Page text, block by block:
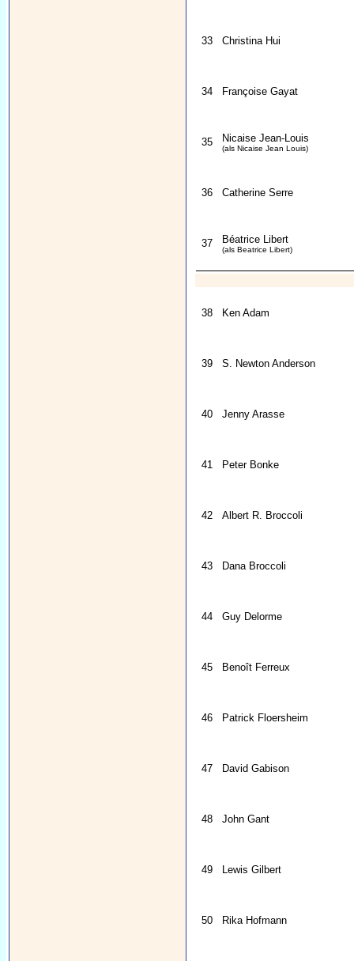
33 Christina Hui
34 Françoise Gayat
35 Nicaise Jean-Louis
(als Nicaise Jean Louis)
36 Catherine Serre
37 Béatrice Libert
(als Beatrice Libert)
38 Ken Adam
39 S. Newton Anderson
40 Jenny Arasse
41 Peter Bonke
42 Albert R. Broccoli
43 Dana Broccoli
44 Guy Delorme
45 Benoît Ferreux
46 Patrick Floersheim
47 David Gabison
48 John Gant
49 Lewis Gilbert
50 Rika Hofmann